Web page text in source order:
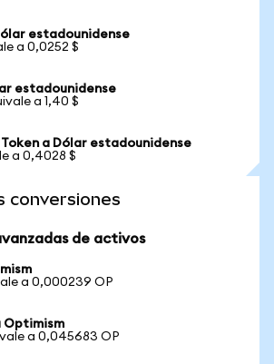
estadounidense
a 0,0252 $
estadounidense
a 1,40 $
a Dólar estadounidense
a 0,4028 $
conversiones
de activos
a 0,000239 OP
Optimism
a 0,045683 OP